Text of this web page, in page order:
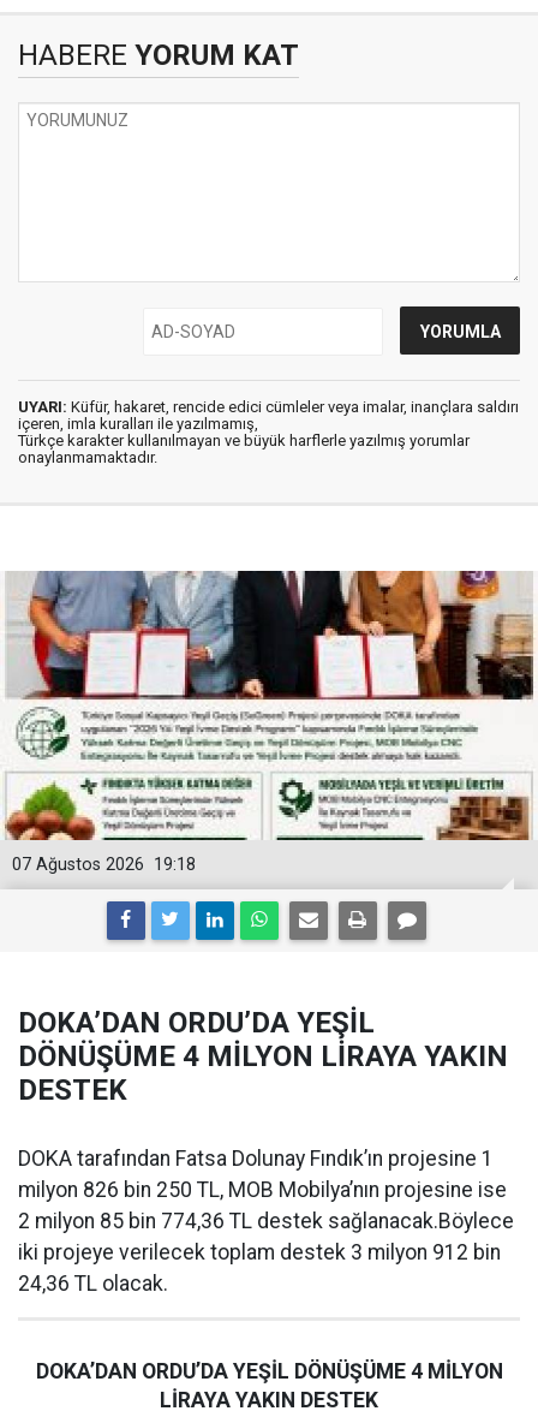
HABERE YORUM KAT
UYARI: Küfür, hakaret, rencide edici cümleler veya imalar, inançlara saldırı
içeren, imla kuralları ile yazılmamış,
Türkçe karakter kullanılmayan ve büyük harflerle yazılmış yorumlar
onaylanmamaktadır.
19:18
07 Ağustos 2026
DOKA’DAN ORDU’DA YEŞİL
DÖNÜŞÜME 4 MİLYON LİRAYA YAKIN
DESTEK
DOKA tarafından Fatsa Dolunay Fındık’ın projesine 1
milyon 826 bin 250 TL, MOB Mobilya’nın projesine ise
2 milyon 85 bin 774,36 TL destek sağlanacak.Böylece
iki projeye verilecek toplam destek 3 milyon 912 bin
24,36 TL olacak.
DOKA’DAN ORDU’DA YEŞİL DÖNÜŞÜME 4 MİLYON
LİRAYA YAKIN DESTEK